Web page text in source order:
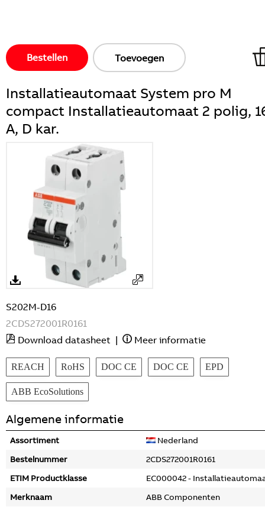
Bestellen Toevoegen
Installatieautomaat System pro M
compact Installatieautomaat 2 polig,
A, D kar.
S202M-D16
2CDS272001R0161
Download datasheet | Meer informatie
REACH RoHS DOC CE DOC CE EPD
ABB EcoSolutions
Algemene informatie
Assortiment
Nederland
Bestelnummer
2CDS272001R0161
ETIM Productklasse
EC000042 -
Merknaam
ABB Componenten